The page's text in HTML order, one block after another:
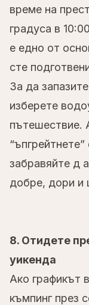
време на
градуса в
е едно от
сте
За да
изберете
пътешествие.
забравяйте д
добре, дори и
8. Отидете
уикенда
Ако графикът
къмпинг през